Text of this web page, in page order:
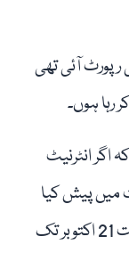
آئی تھی
رہا ہوں۔
اگر انٹرنیٹ
میں پیش کیا
جائے۔ بعد ازاں عدالت نے کیس کی سماعت 21 اکتوبر تک